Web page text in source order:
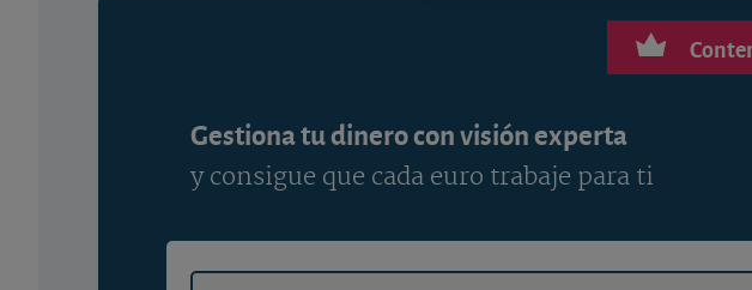
Gestiona tu dinero con visión experta
y consigue que cada euro trabaje para ti